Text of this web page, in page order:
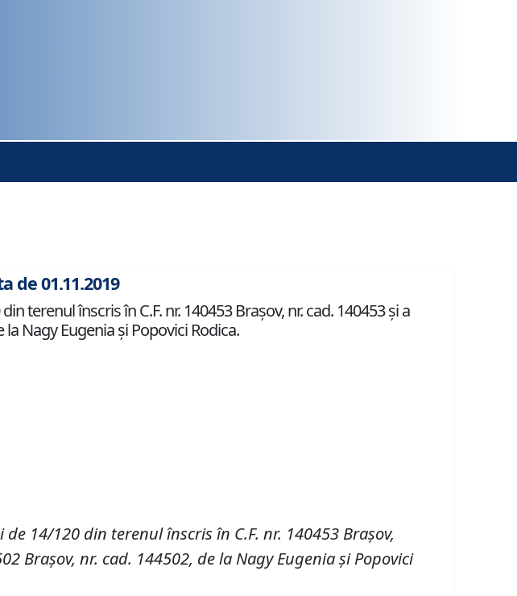
de 01.11.2019
terenul înscris în C.F. nr. 140453 Brașov, nr. cad. 140453 și a
la Nagy Eugenia și Popovici Rodica.
de 14/120 din terenul înscris în C.F. nr. 140453 Brașov,
Brașov, nr. cad. 144502, de la Nagy Eugenia și Popovici